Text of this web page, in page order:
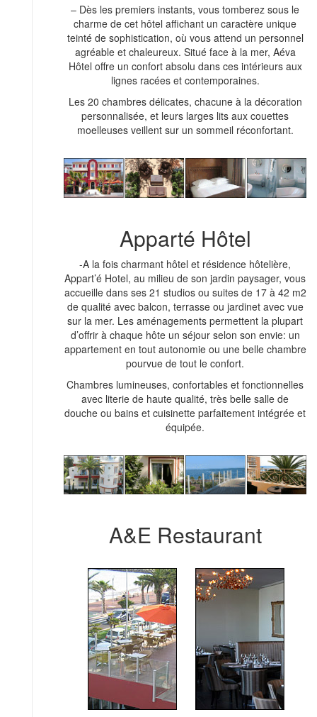
– Dès les premiers instants, vous tomberez sous le
charme de cet hôtel affichant un caractère unique
teinté de sophistication, où vous attend un personnel
agréable et chaleureux. Situé face à la mer, Aéva
Hôtel offre un confort absolu dans ces intérieurs aux
lignes racées et contemporaines.
Les 20 chambres délicates, chacune à la décoration
personnalisée, et leurs larges lits aux couettes
moelleuses veillent sur un sommeil réconfortant.
Apparté Hôtel
-A la fois charmant hôtel et résidence hôtelière,
Appart’é Hotel, au milieu de son jardin paysager, vous
accueille dans ses 21 studios ou suites de 17 à 42 m2
de qualité avec balcon, terrasse ou jardinet avec vue
sur la mer. Les aménagements permettent la plupart
d’offrir à chaque hôte un séjour selon son envie: un
appartement en tout autonomie ou une belle chambre
pourvue de tout le confort.
Chambres lumineuses, confortables et fonctionnelles
avec literie de haute qualité, très belle salle de
douche ou bains et cuisinette parfaitement intégrée et
équipée.
A&E Restaurant